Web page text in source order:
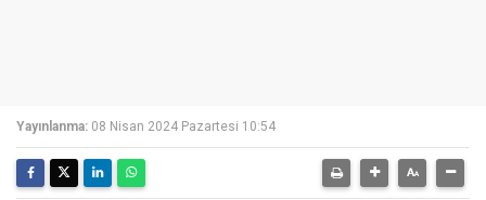
Yayınlanma: 08 Nisan 2024 Pazartesi 10:54